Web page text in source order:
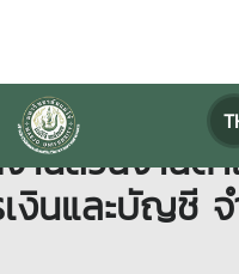
วิทยาลัยแม่โจ้
านส่วนงานต
งินและบัญชี